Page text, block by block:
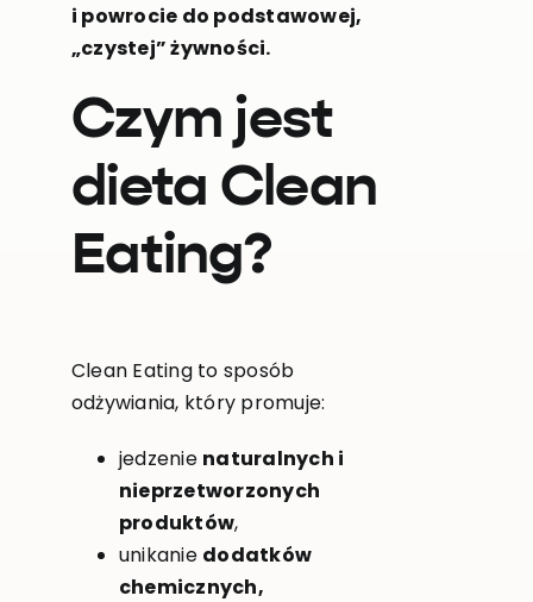
i powrocie do podstawowej,
„czystej” żywności.
Czym jest
dieta Clean
Eating?
Clean Eating to sposób
odżywiania, który promuje:
jedzenie naturalnych i
nieprzetworzonych
produktów,
unikanie dodatków
chemicznych,